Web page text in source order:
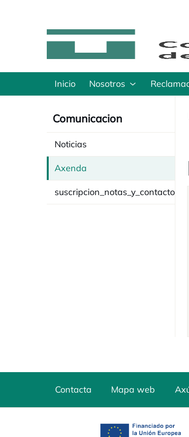
Inicio Nosotros
Comunicacion
Noticias
Axenda
suscripcion_notas_y_contacto
Contacta Mapa web
opens in a